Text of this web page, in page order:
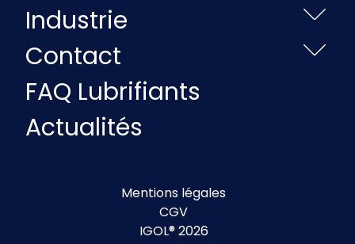
Industrie
Contact
FAQ Lubrifiants
Actualités
Mentions légales
CGV
IGOL® 2026